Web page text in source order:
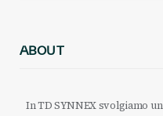
ABOUT
In TD SYNNEX svolgiamo